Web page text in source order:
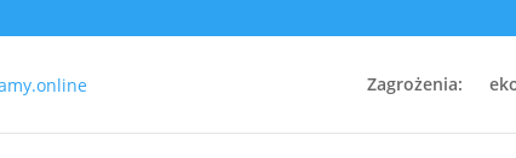
Zagrożenia: